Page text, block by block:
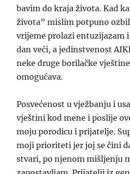
bavim do kraja života. Kad
života” mislim potpuno
vrijeme prolazi entuzijazam i
dan veći, a jedinstvenost
neke druge borilačke
omogućava.
Posvećenost u vježbanju i
vještini kod mene i poslije
moju porodicu i prijatelje.
moji prioriteti jer joj se čini
stvari, po njenom mišljenju